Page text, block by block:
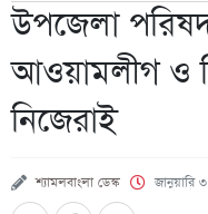
উপজেলা
আওয়ামলীগ ও
নিজেরাই
শ্যামলবাংলা ডেস্ক জানুয়ারি